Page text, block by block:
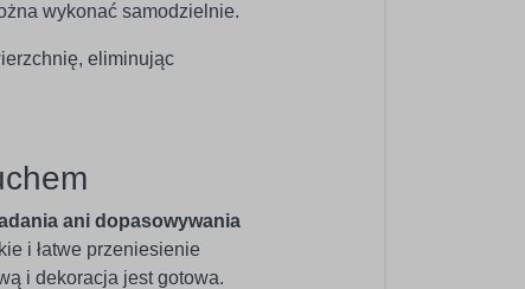
wykonać samodzielnie.
eliminując
ani dopasowywania
i łatwe przeniesienie
i dekoracja jest gotowa.